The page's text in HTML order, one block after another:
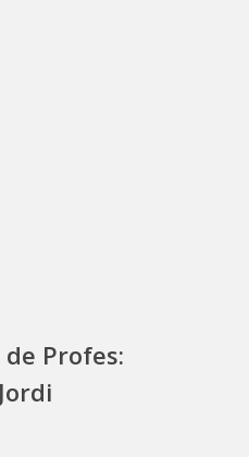
Profes: